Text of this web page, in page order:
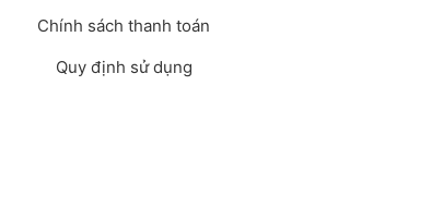
Chính sách thanh toán
Quy định sử dụng